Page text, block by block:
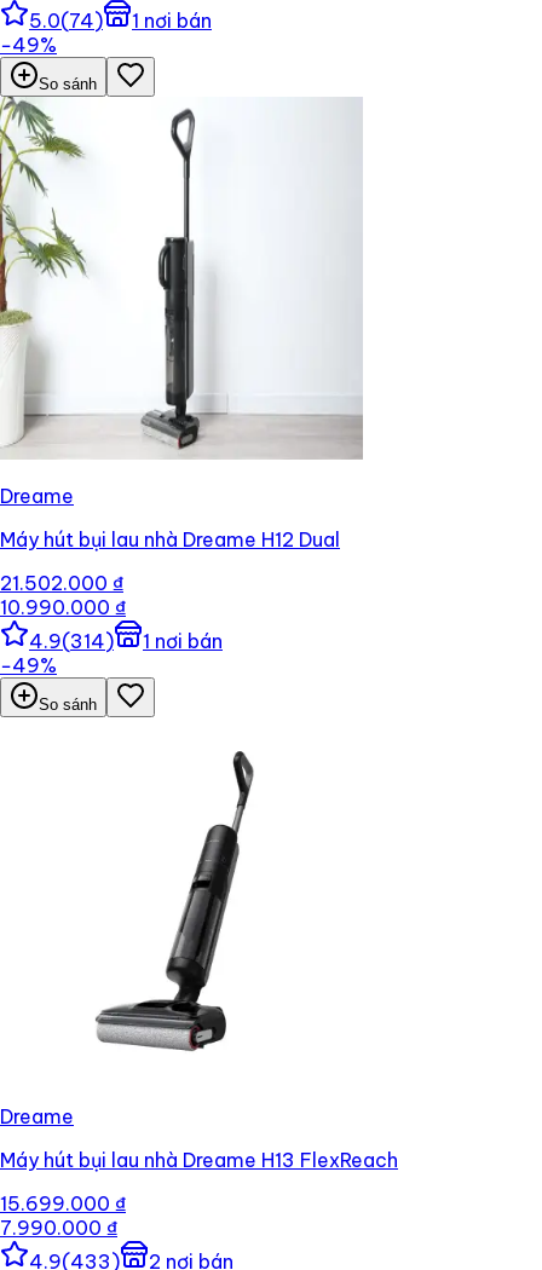
5.0(74) 1 nơi bán
−49%
So sánh
Dreame
Máy hút bụi lau nhà Dreame H12 Dual
21.502.000 ₫
10.990.000 ₫
4.9(314) 1 nơi bán
−49%
So sánh
Dreame
Máy hút bụi lau nhà Dreame H13 FlexReach
15.699.000 ₫
7.990.000 ₫
4.9(433) 2 nơi bán